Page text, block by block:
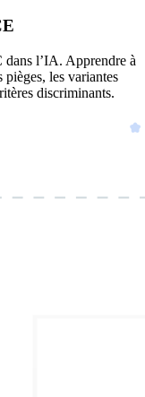
l’IA. Apprendre à
les variantes
discriminants.